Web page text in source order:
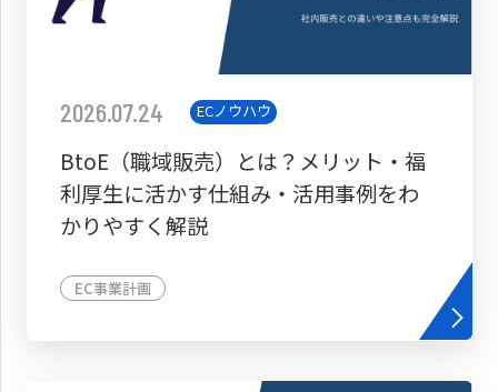
2026.07.24 ECノウハウ
BtoE（職域販売）とは？メリット・福
利厚生に活かす仕組み・活用事例をわ
かりやすく解説
EC事業計画